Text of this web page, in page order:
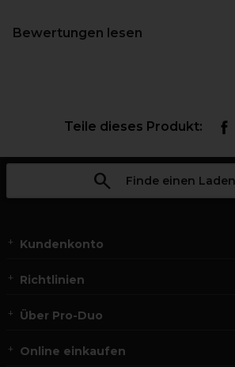
Bewertungen lesen
Teile dieses Produkt:
Finde einen Laden
Kundenkonto
Richtlinien
Über Pro-Duo
Online einkaufen